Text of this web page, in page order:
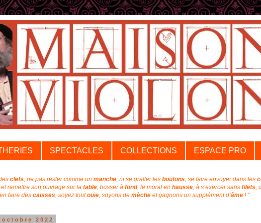
SPECTACLES COLLECTIONS ESPACE PRO
clefs, ne pas rester comme un manche, ni se gratter les boutons, se faire envoyer dans les
remettre son ouvrage sur la table, bosser à fond, le moral en hausse, à s’exercer sans filets,
faire des caisses, soyez toutouïe, soyons de mèche et gagnons un supplément d’âme ! "
2022